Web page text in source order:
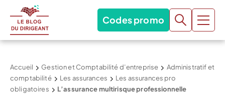
Codes promo
Accueil Gestion et Comptabilité d’entreprise
Administratif et
comptabilité
Les assurances
Les assurances pro
obligatoires
L’assurance multirisque professionnelle